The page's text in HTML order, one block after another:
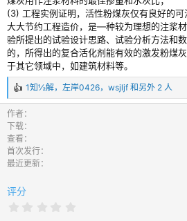
(3) 工程实例证明，活性粉煤灰仅有良好的
大大节约工程造价，是—种较为理想的注浆
验所提出的试验设计思路、试验分析方法和
的，所得出的复合活化剂能有效的激发粉煤
于其它领域中，如建筑材料等。
反
馈
：
1知½解， 左岸0426， wsjljf 和另外 2 人
作者
下载
查看
首次发行
最近更新
评分